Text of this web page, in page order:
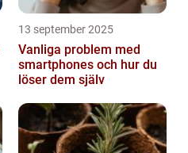
13 september 2025
Vanliga problem med
smartphones och hur du
löser dem själv